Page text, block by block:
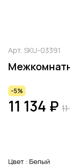
Арт. SKU-03391
-5%
11 134 ₽
Цвет : Белый